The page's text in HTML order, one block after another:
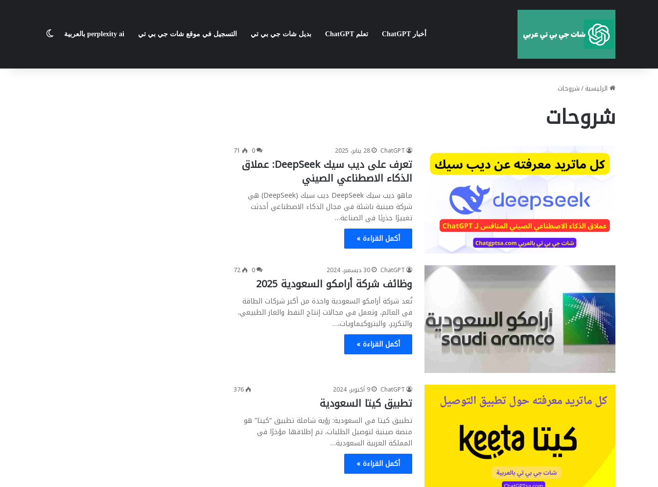
أخبار ChatGPT تعلم ChatGPT بديل شات جي بي تي التسجيل في موقع شات جي بي تي perplexity ai بالعربية
الرئيسية/شروحات
شروحات
ChatGPT 28 يناير، 2025 0
71
تعرف على ديب سيك DeepSeek: عملاق
الذكاء الاصطناعي الصيني
ماهو ديب سيك DeepSeek ديب سيك (DeepSeek) هي
شركة صينية ناشئة في مجال الذكاء الاصطناعي أحدثت
تغييرًا جذريًا في الصناعة…
أكمل القراءة »
ChatGPT 30 ديسمبر، 2024 0
72
وظائف شركة أرامكو السعودية 2025
تُعد شركة أرامكو السعودية واحدة من أكبر شركات الطاقة
في العالم، وتعمل في مجالات إنتاج النفط والغاز الطبيعي،
والتكرير، والبتروكيماويات،…
أكمل القراءة »
ChatGPT 9 أكتوبر، 2024 376
تطبيق كيتا السعودية
تطبيق كيتا في السعودية: رؤية شاملة تطبيق “كيتا” هو
منصة صينية لتوصيل الطلبات، تم إطلاقها مؤخرًا في
المملكة العربية السعودية…
أكمل القراءة »